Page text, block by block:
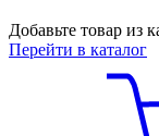
Добавьте товар из
Перейти в каталог